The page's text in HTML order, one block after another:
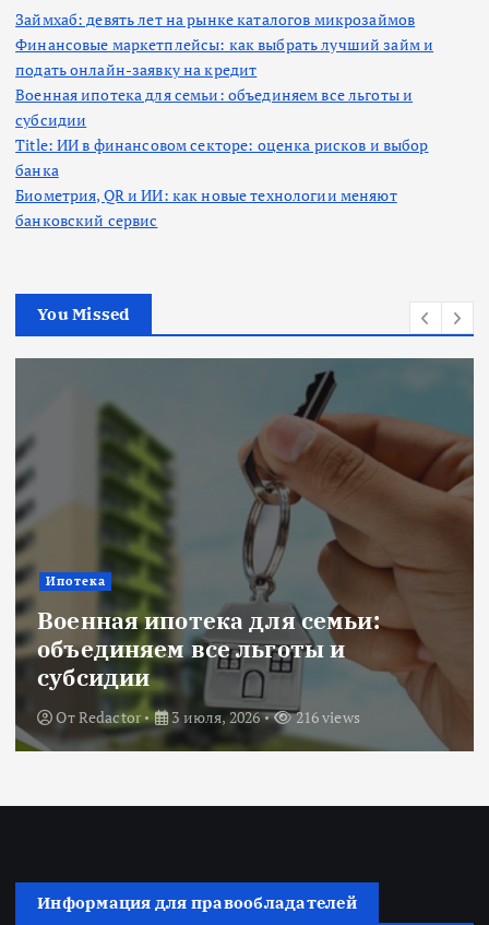
Займхаб: девять лет на рынке каталогов микрозаймов
Финансовые маркетплейсы: как выбрать лучший займ и
подать онлайн-заявку на кредит
Военная ипотека для семьи: объединяем все льготы и
субсидии
Title: ИИ в финансовом секторе: оценка рисков и выбор
банка
Биометрия, QR и ИИ: как новые технологии меняют
банковский сервис
You Missed
Ипотека
Военная ипотека для семьи:
объединяем все льготы и
субсидии
ОтRedactor 3 июля, 2026 216 views
Информация для правообладателей